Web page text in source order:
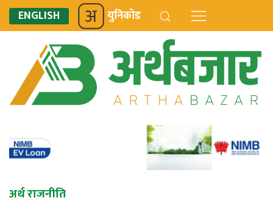
ENGLISH युनिकोड
अर्थ राजनीति